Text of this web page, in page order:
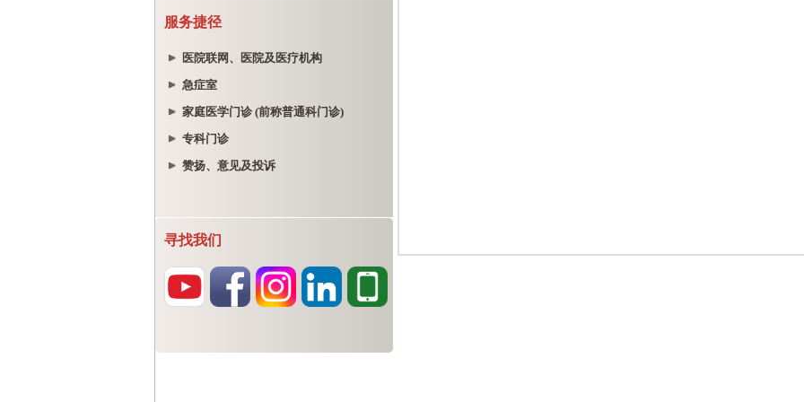
服务捷径
医院联网、医院及医疗机构
急症室
家庭医学门诊 (前称普通科门诊)
专科门诊
赞扬、意见及投诉
寻找我们